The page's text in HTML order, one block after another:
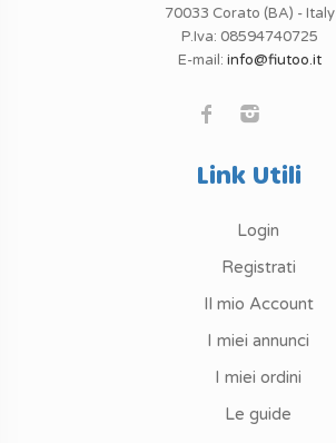
70033 Corato (BA) - Italy
P.Iva: 08594740725
E-mail: info@fiutoo.it
Link Utili
Login
Registrati
Il mio Account
I miei annunci
I miei ordini
Le guide